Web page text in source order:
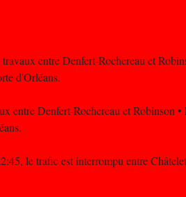
entre Denfert-Rochereau et
d'Orléans.
entre Denfert-Rochereau et Robinson
le trafic est interrompu entre